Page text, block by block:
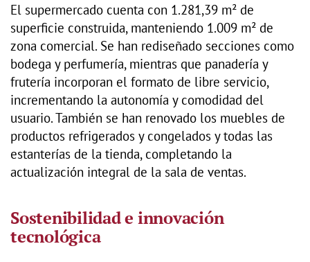
El supermercado cuenta con 1.281,39 m² de
superficie construida, manteniendo 1.009 m² de
zona comercial. Se han rediseñado secciones como
bodega y perfumería, mientras que panadería y
frutería incorporan el formato de libre servicio,
incrementando la autonomía y comodidad del
usuario. También se han renovado los muebles de
productos refrigerados y congelados y todas las
estanterías de la tienda, completando la
actualización integral de la sala de ventas.
Sostenibilidad e innovación
tecnológica